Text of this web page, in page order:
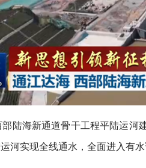
陆海新通道骨干工程平陆运河
河实现全线通水，全面进入有水